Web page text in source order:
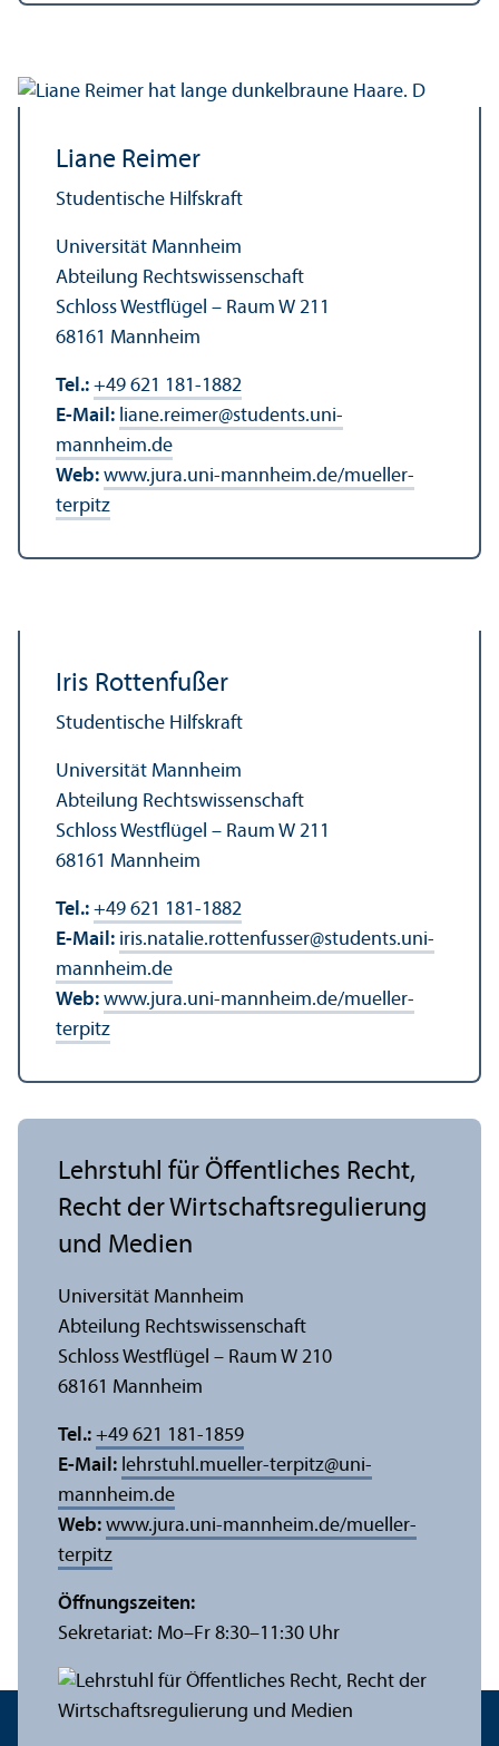
Liane Reimer
Studentische Hilfskraft
Universität Mannheim
Abteilung Rechts­wissenschaft
Schloss Westflügel – Raum W 211
68161 Mannheim
Tel.: +49 621 181-1882
E-Mail: liane.reimer@students.uni-
mannheim.de
Web: www.jura.uni-mannheim.de/mueller-
terpitz
Iris Rottenfußer
Studentische Hilfskraft
Universität Mannheim
Abteilung Rechts­wissenschaft
Schloss Westflügel – Raum W 211
68161 Mannheim
Tel.: +49 621 181-1882
E-Mail: iris.natalie.rottenfusser@students.uni-
mannheim.de
Web: www.jura.uni-mannheim.de/mueller-
terpitz
Lehr­stuhl für Öffentliches Recht,
Recht der Wirtschafts­regulierung
und Medien
Universität Mannheim
Abteilung Rechts­wissenschaft
Schloss Westflügel – Raum W 210
68161 Mannheim
Tel.: +49 621 181-1859
E-Mail: lehrstuhl.mueller-terpitz@uni-
mannheim.de
Web: www.jura.uni-mannheim.de/mueller-
terpitz
Öffnungs­zeiten:
Sekretariat: Mo–Fr 8:30–11:30 Uhr